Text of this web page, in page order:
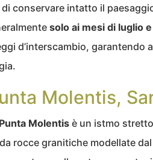
conservare intatto il
solo ai mesi di luglio
d’interscambio, garantendo
Molentis,
Punta Molentis è un istmo
rocce granitiche modellate